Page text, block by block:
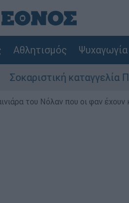
Αθλητισμός Ψυχαγωγία
καταγγελία ΠΟΕΔΗΝ για
του Νόλαν που οι φαν έχουν